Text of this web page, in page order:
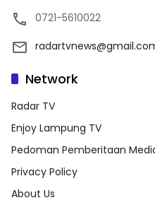
0721-5610022
Network
Radar TV
Enjoy Lampung TV
Pedoman Pemberitaan
Privacy Policy
About Us